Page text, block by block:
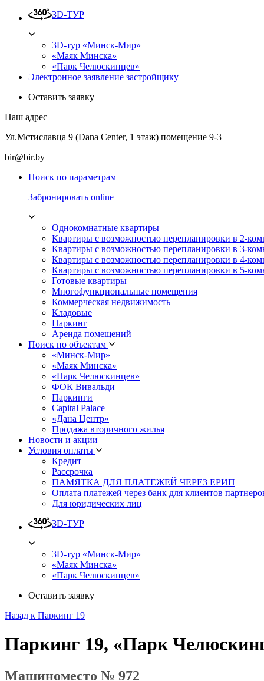
3D-ТУР
3D-тур «Минск-Мир»
«Маяк Минска»
«Парк Челюскинцев»
Электронное заявление застройщику
Оставить заявку
Наш адрес
Ул.Мстиславца 9 (Dana Center, 1 этаж) помещение 9-3
bir@bir.by
Поиск по параметрам
Забронировать online
Однокомнатные квартиры
Квартиры с возможностью перепланировки в 2-
Квартиры с возможностью перепланировки в 3-
Квартиры с возможностью перепланировки в 4-
Квартиры с возможностью перепланировки в 5-
Готовые квартиры
Многофункциональные помещения
Коммерческая недвижимость
Кладовые
Паркинг
Аренда помещений
Поиск по объектам
«Минск-Мир»
«Маяк Минска»
«Парк Челюскинцев»
ФОК Вивальди
Паркинги
Capital Palace
«Дана Центр»
Продажа вторичного жилья
Новости и акции
Условия оплаты
Кредит
Рассрочка
ПАМЯТКА ДЛЯ ПЛАТЕЖЕЙ ЧЕРЕЗ ЕРИП
Оплата платежей через банк для клиентов
Для юридических лиц
3D-ТУР
3D-тур «Минск-Мир»
«Маяк Минска»
«Парк Челюскинцев»
Оставить заявку
Назад к Паркинг 19
Паркинг 19, «Парк
Машиноместо № 972